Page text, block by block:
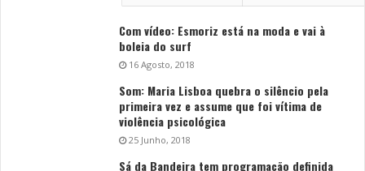
Com vídeo: Esmoriz está na moda e vai à
boleia do surf
16 Agosto, 2018
Som: Maria Lisboa quebra o silêncio pela
primeira vez e assume que foi vítima de
violência psicológica
25 Junho, 2018
Sá da Bandeira tem programação definida